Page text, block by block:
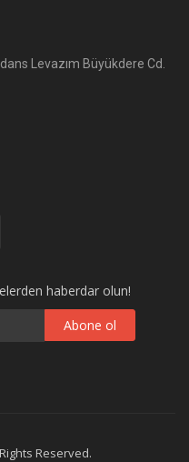
Levazım Büyükdere Cd.
haberdar olun!
Abone ol
Reserved.